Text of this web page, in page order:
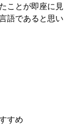
ことが即座に見
語であると思い
すめ